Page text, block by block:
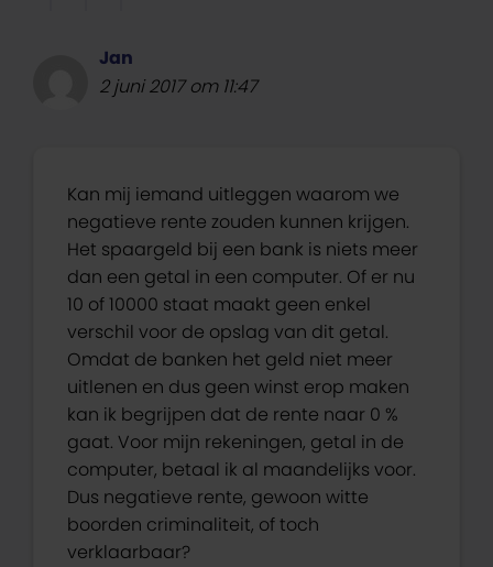
Jan
2 juni 2017 om 11:47
Kan mij iemand uitleggen waarom we
negatieve rente zouden kunnen krijgen.
Het spaargeld bij een bank is niets meer
dan een getal in een computer. Of er nu
10 of 10000 staat maakt geen enkel
verschil voor de opslag van dit getal.
Omdat de banken het geld niet meer
uitlenen en dus geen winst erop maken
kan ik begrijpen dat de rente naar 0 %
gaat. Voor mijn rekeningen, getal in de
computer, betaal ik al maandelijks voor.
Dus negatieve rente, gewoon witte
boorden criminaliteit, of toch
verklaarbaar?